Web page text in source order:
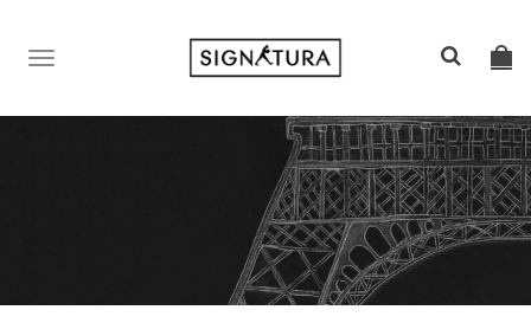
TOGGLE
NAVIGATION